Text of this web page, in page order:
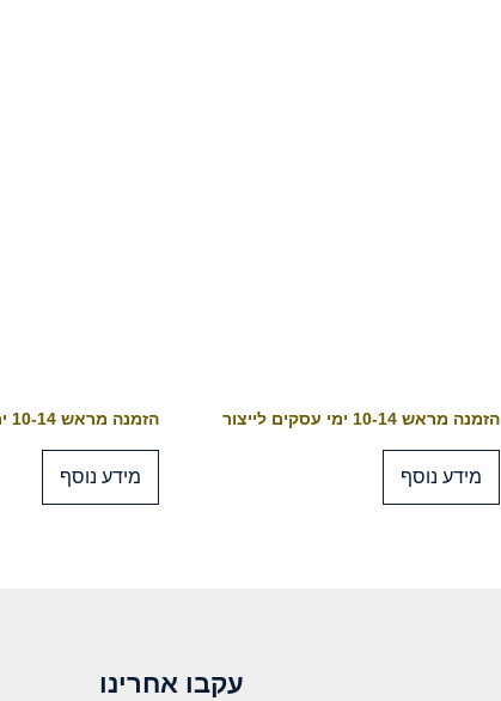
הזמנה מראש 10-14 ימי עסקים לייצור
מידע נוסף
הזמנה מראש 10-14 ימי עסקים לייצור
מידע נוסף
עקבו אחרינו